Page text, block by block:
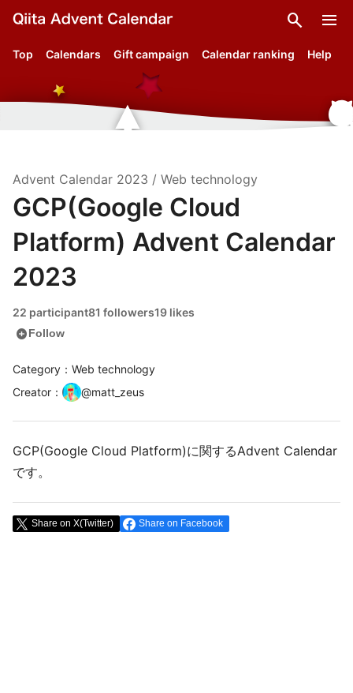
search menu
Top Calendars Gift campaign Calendar ranking Help
Advent Calendar 2023 / Web technology
GCP(Google Cloud
Platform) Advent Calendar
2023
22 participant81 followers19 likes
add_circleFollow
Category：Web technology
Creator ： @matt_zeus
GCP(Google Cloud Platform)に関するAdvent Calendar
です。
Share on X(Twitter) Share on Facebook